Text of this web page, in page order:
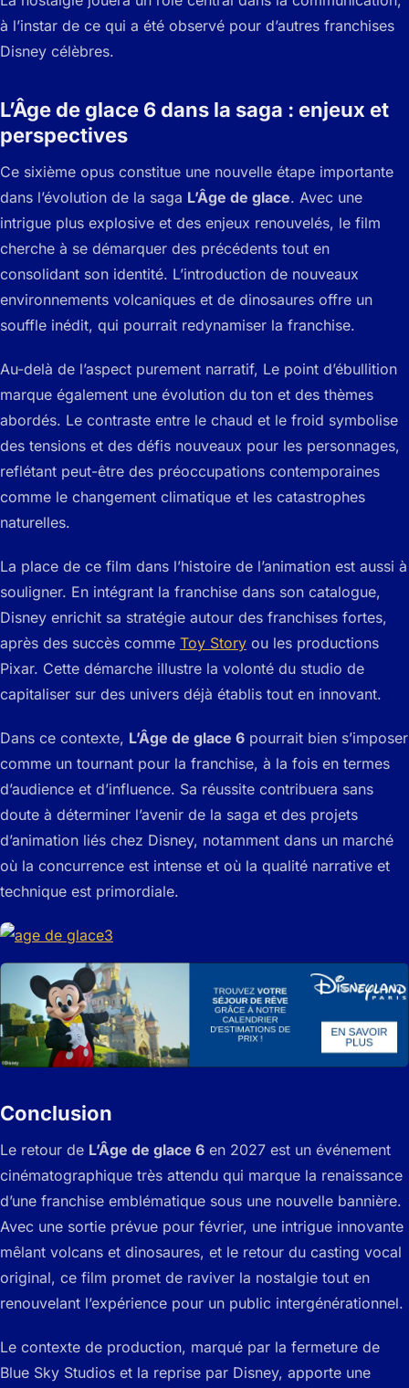
à l’instar de ce qui a été observé pour d’autres franchises
Disney célèbres.
L’Âge de glace 6 dans la saga : enjeux et
perspectives
Ce sixième opus constitue une nouvelle étape importante
dans l’évolution de la saga L’Âge de glace. Avec une
intrigue plus explosive et des enjeux renouvelés, le film
cherche à se démarquer des précédents tout en
consolidant son identité. L’introduction de nouveaux
environnements volcaniques et de dinosaures offre un
souffle inédit, qui pourrait redynamiser la franchise.
Au-delà de l’aspect purement narratif, Le point d’ébullition
marque également une évolution du ton et des thèmes
abordés. Le contraste entre le chaud et le froid symbolise
des tensions et des défis nouveaux pour les personnages,
reflétant peut-être des préoccupations contemporaines
comme le changement climatique et les catastrophes
naturelles.
La place de ce film dans l’histoire de l’animation est aussi à
souligner. En intégrant la franchise dans son catalogue,
Disney enrichit sa stratégie autour des franchises fortes,
après des succès comme Toy Story ou les productions
Pixar. Cette démarche illustre la volonté du studio de
capitaliser sur des univers déjà établis tout en innovant.
Dans ce contexte, L’Âge de glace 6 pourrait bien s’imposer
comme un tournant pour la franchise, à la fois en termes
d’audience et d’influence. Sa réussite contribuera sans
doute à déterminer l’avenir de la saga et des projets
d’animation liés chez Disney, notamment dans un marché
où la concurrence est intense et où la qualité narrative et
technique est primordiale.
Conclusion
Le retour de L’Âge de glace 6 en 2027 est un événement
cinématographique très attendu qui marque la renaissance
d’une franchise emblématique sous une nouvelle bannière.
Avec une sortie prévue pour février, une intrigue innovante
mêlant volcans et dinosaures, et le retour du casting vocal
original, ce film promet de raviver la nostalgie tout en
renouvelant l’expérience pour un public intergénérationnel.
Le contexte de production, marqué par la fermeture de
Blue Sky Studios et la reprise par Disney, apporte une